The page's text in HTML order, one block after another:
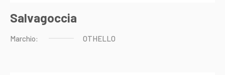
Salvagoccia
Marchio: OTHELLO